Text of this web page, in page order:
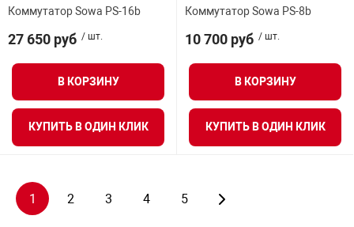
Коммутатор Sowa PS-16b
27 650 руб / шт.
В КОРЗИНУ
КУПИТЬ В ОДИН КЛИК
Коммутатор Sowa PS-8b
10 700 руб / шт.
В КОРЗИНУ
КУПИТЬ В ОДИН КЛИК
1 2 3 4 5